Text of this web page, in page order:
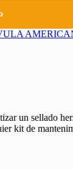
un sellado
kit de